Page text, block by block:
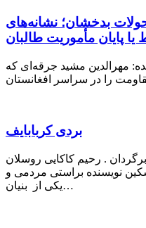
بدخشان؛ نشانه‌های
پایان مأموریت طالبان
مهرالدین مشید جرقه‌ای که
بردی کربابایف
برگردان . رحیم کاکایی روسلان
نویسنده براستی مردمی و
یکی از بنیان…